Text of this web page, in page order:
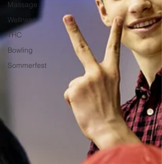
Massage
Wellness
THC
Bowling
Sommerfest